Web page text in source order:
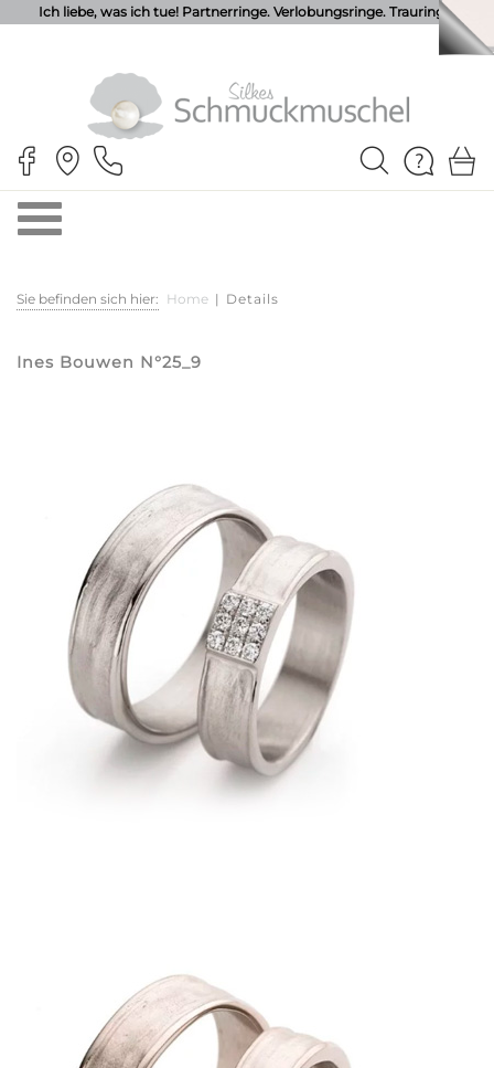
Ich liebe, was ich tue! Partnerringe. Verlobungsringe. Trauringe.
Sie befinden sich hier: Home | Details
Ines Bouwen N°25_9